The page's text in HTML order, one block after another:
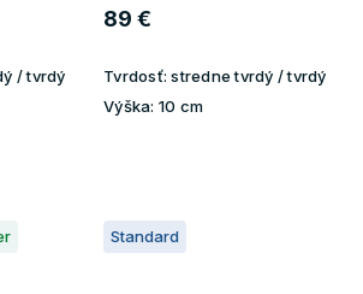
/ tvrdý
89 €
Tvrdosť: stredne tvrdý / tvrdý
Výška: 10 cm
Standard